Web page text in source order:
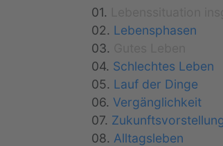
01.
02. Lebensphasen
03.
04. Schlechtes Leben
05. Lauf der Dinge
06. Vergänglichkeit
07.
08. Alltagsleben